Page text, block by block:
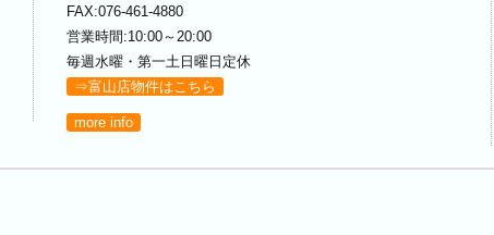
FAX:076-461-4880
営業時間:10:00～20:00
毎週水曜・第一土日曜日定休
⇒富山店物件はこちら
more info